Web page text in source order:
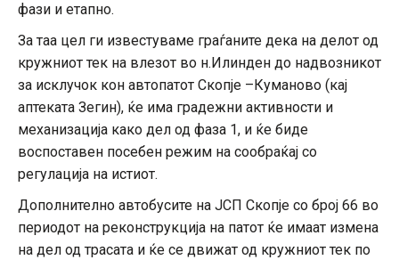
фази и етапно.
За таа цел ги известуваме граѓаните дека на делот од
кружниот тек на влезот во н.Илинден до надвозникот
за исклучок кон автопатот Скопје –Куманово (кај
аптеката Зегин), ќе има градежни активности и
механизација како дел од фаза 1, и ќе биде
воспоставен посебен режим на сообраќај со
регулација на истиот.
Дополнително автобусите на ЈСП Скопје со број 66 во
периодот на реконструкција на патот ќе имаат измена
на дел од трасата и ќе се движат од кружниот тек по